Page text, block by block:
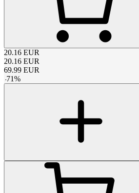
20.16 EUR
20.16 EUR
69.99 EUR
-71%